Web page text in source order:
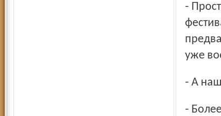
- Просто великолепно по сравнению с прошлым
уже
- А
- Более чем, особенно "кукольники" - ведь школ, где